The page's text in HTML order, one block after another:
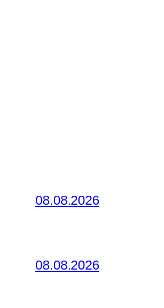
08.08.2026
08.08.2026